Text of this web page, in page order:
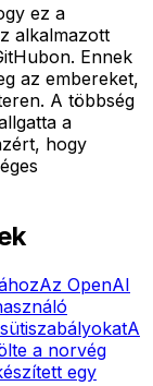
ez a
alkalmazott
Ennek
az embereket,
A többség
a
hogy
Az OpenAI
A
a norvég
egy